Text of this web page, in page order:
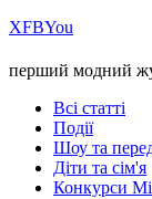
ХFBYou
перший модний
Всі статті
Події
Шоу та
Діти та сім'я
Конкурси